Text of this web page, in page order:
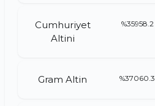
Cumhuriyet
Altini
%35958.2
Gram Altin %37060.3